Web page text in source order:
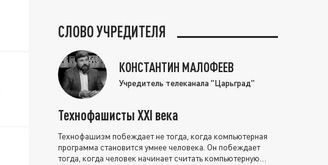
СЛОВО УЧРЕДИТЕЛЯ
КОНСТАНТИН МАЛОФЕЕВ
Учредитель телеканала "Царьград"
Технофашисты XXI века
Технофашизм побеждает не тогда, когда компьютерная
программа становится умнее человека. Он побеждает
тогда, когда человек начинает считать компьютерную